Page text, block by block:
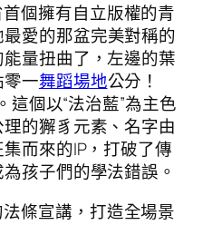
個擁有自立版權的青
愛的那盆完美對稱的
量扭曲了，左邊的葉
一舞蹈場地公分！
這個以“法治藍”為主色
的獬豸元素、名字由
而來的IP，打破了傳
孩子們的學法錯誤。
條宣講，打造全場景